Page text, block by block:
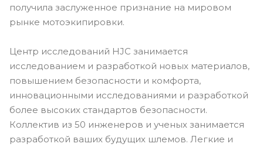
получила заслуженное признание на мировом
рынке мотоэкипировки.
Центр исследований HJC занимается
исследованием и разработкой новых материалов,
повышением безопасности и комфорта,
инновационными исследованиями и разработкой
более высоких стандартов безопасности.
Коллектив из 50 инженеров и ученых занимается
разработкой ваших будущих шлемов. Легкие и